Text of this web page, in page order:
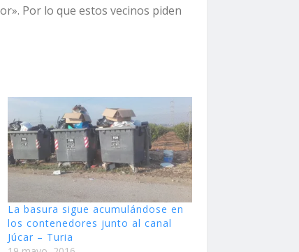
Por lo que estos vecinos piden
La basura sigue acumulándose en
los contenedores junto al canal
Júcar – Turia